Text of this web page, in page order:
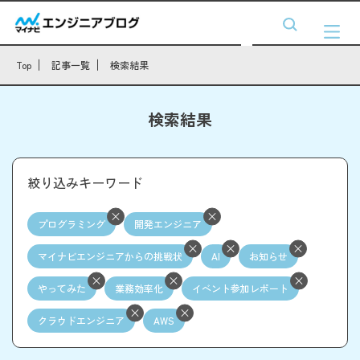
Top 記事一覧 検索結果
検索結果
絞り込みキーワード
プログラミング 開発エンジニア
マイナビエンジニアからの挑戦状 AI お知らせ
やってみた 業務効率化 イベント参加レポート
クラウドエンジニア AWS